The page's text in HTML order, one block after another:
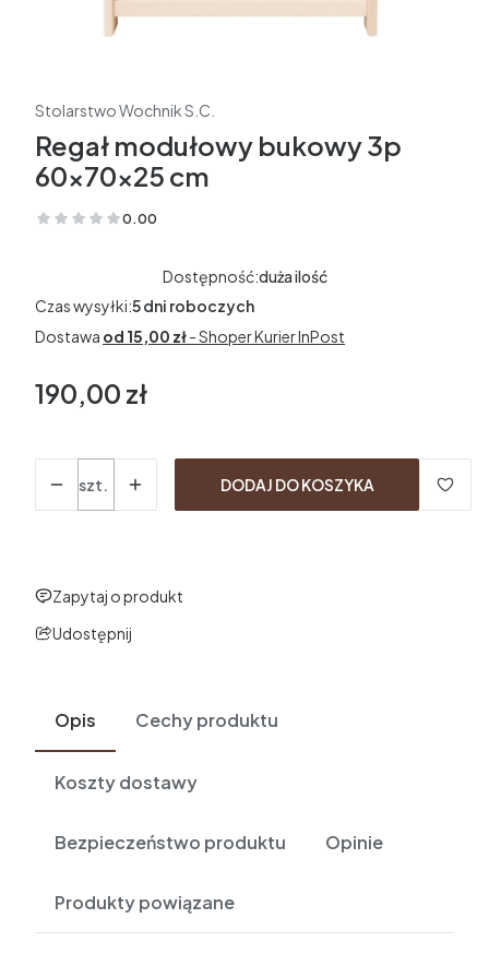
Stolarstwo Wochnik S.C.
Regał modułowy bukowy 3p
60x70x25 cm
0.00
(Oceny: 0 Recenzje: 0)
Dostępność:duża ilość
Czas wysyłki:5 dni roboczych
Dostawa od 15,00 zł- Shoper Kurier InPost
Cena
190,00 zł
szt.
DODAJ DO KOSZYKA
Zapytaj o produkt
Udostępnij
Opis Cechy produktu
Koszty dostawy
Bezpieczeństwo produktu Opinie
Produkty powiązane